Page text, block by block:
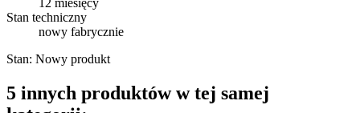
12 miesięcy
Stan techniczny
nowy fabrycznie
Stan: Nowy produkt
5 innych produktów w tej samej